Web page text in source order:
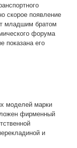
скорое появление
младшим братом
форума
показана его
моделей марки
фирменный
и